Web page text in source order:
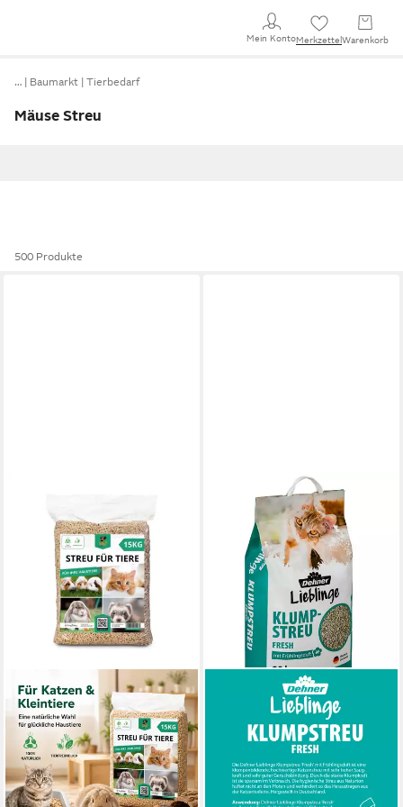
Mein KontoMerkzettel Warenkorb
… Baumarkt Tierbedarf
Mäuse Streu
500 Produkte